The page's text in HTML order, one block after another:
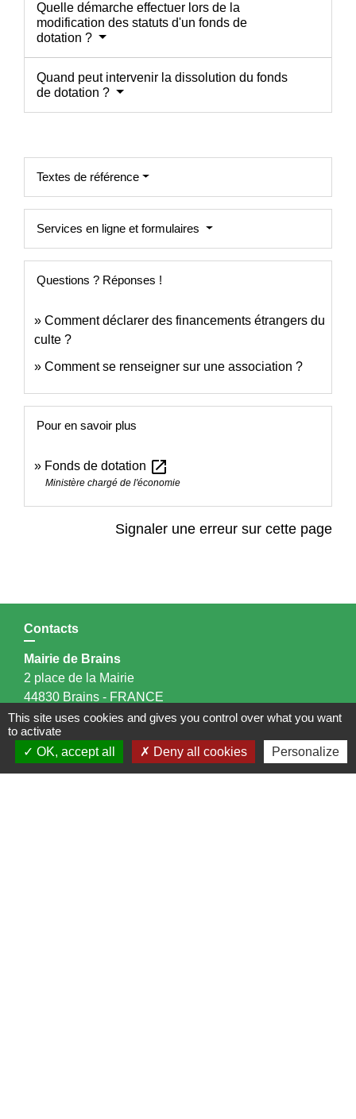
Quelle démarche effectuer lors de la
modification des statuts d'un fonds de
dotation ?
Quand peut intervenir la dissolution du fonds
de dotation ?
Textes de référence
Services en ligne et formulaires
Questions ? Réponses !
Comment déclarer des financements étrangers du
culte ?
Comment se renseigner sur une association ?
Pour en savoir plus
Fonds de dotation open_in_new
Ministère chargé de l'économie
Signaler une erreur sur cette page
Contacts
Mairie de Brains
2 place de la Mairie
44830 Brains - FRANCE
+33 2 40 65 51 30
Contact par formulaire
Horaires d'ouverture:
This site uses cookies and gives you control over what you want
to activate
OK, accept all
Deny all cookies Personalize